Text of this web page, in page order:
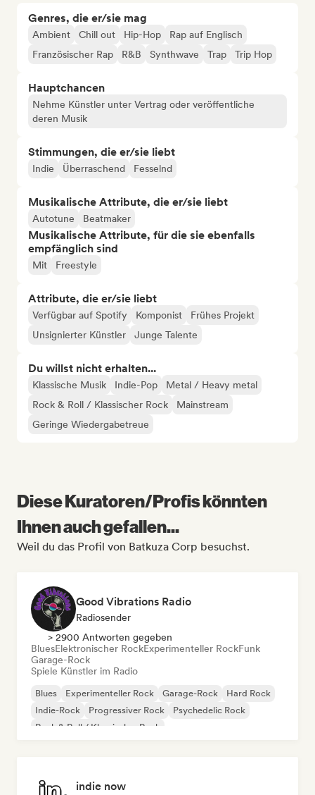
Genres, die er/sie mag
Ambient Chill out Hip-Hop
Rap auf Englisch
Französischer Rap
R&B Synthwave Trap Trip Hop
Hauptchancen
Nehme Künstler unter Vertrag oder veröffentliche
deren Musik
Stimmungen, die er/sie liebt
Indie Überraschend Fesselnd
Musikalische Attribute, die er/sie liebt
Autotune Beatmaker
Musikalische Attribute, für die sie ebenfalls
empfänglich sind
Mit Freestyle
Attribute, die er/sie liebt
Verfügbar auf Spotify Komponist
Frühes Projekt
Unsignierter Künstler
Junge Talente
Du willst nicht erhalten...
Klassische Musik Indie-Pop
Metal / Heavy metal
Rock & Roll / Klassischer Rock
Mainstream
Geringe Wiedergabetreue
Diese Kuratoren/Profis könnten
Ihnen auch gefallen...
Weil du das Profil von Batkuza Corp besuchst.
Good Vibrations Radio
Radiosender
> 2900 Antworten gegeben
BluesElektronischer RockExperimenteller RockFunk
Garage-Rock
Spiele Künstler im Radio
Blues Experimenteller Rock Garage-Rock
Hard Rock
Indie-Rock
Progressiver Rock
Psychedelic Rock
Rock & Roll / Klassischer Rock
indie now